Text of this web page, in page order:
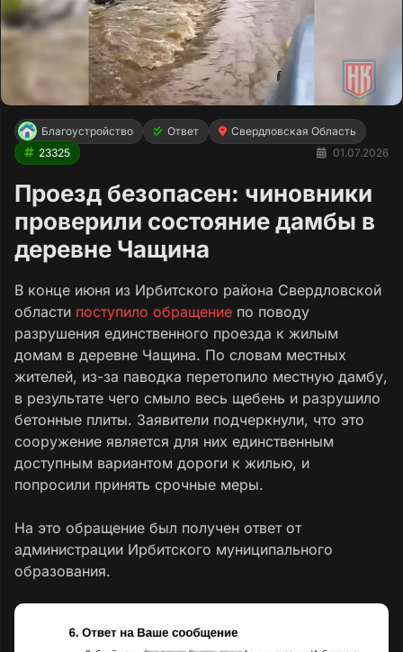
Благоустройство Ответ
Свердловская Область
23325
01.07.2026
Проезд безопасен: чиновники
проверили состояние дамбы в
деревне Чащина
В конце июня из Ирбитского района Свердловской
области поступило обращение по поводу
разрушения единственного проезда к жилым
домам в деревне Чащина. По словам местных
жителей, из-за паводка перетопило местную дамбу,
в результате чего смыло весь щебень и разрушило
бетонные плиты. Заявители подчеркнули, что это
сооружение является для них единственным
доступным вариантом дороги к жилью, и
попросили принять срочные меры.
На это обращение был получен ответ от
администрации Ирбитского муниципального
образования.